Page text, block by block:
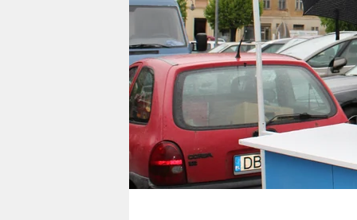
verlag
veranstaltungen
shop
fragen & hilfe
unterstützen
abo
genossenschaft